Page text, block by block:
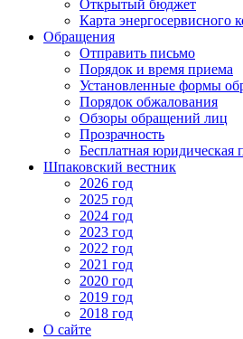
Открытый бюджет
Карта энергосервисного
Обращения
Отправить письмо
Порядок и время приема
Установленные формы
Порядок обжалования
Обзоры обращений лиц
Прозрачность
Бесплатная юридическая
Шпаковский вестник
2026 год
2025 год
2024 год
2023 год
2022 год
2021 год
2020 год
2019 год
2018 год
О сайте